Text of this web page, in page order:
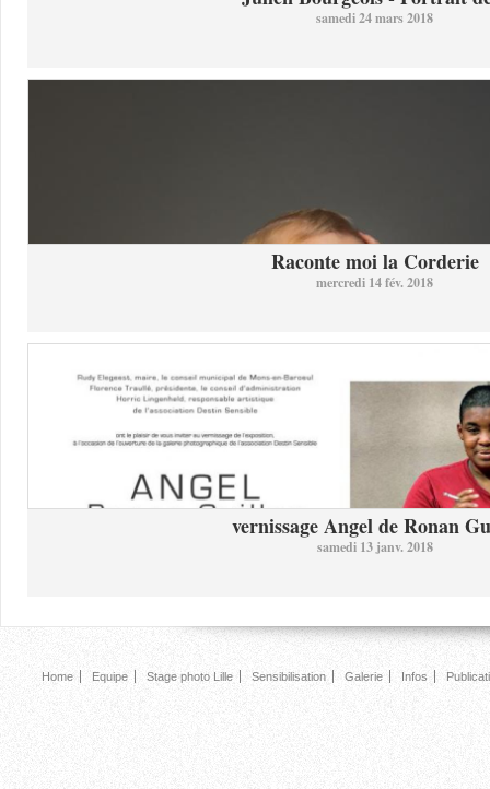
samedi 24 mars 2018
Raconte moi la Corderie
mercredi 14 fév. 2018
vernissage Angel de Ronan
samedi 13 janv. 2018
Home Equipe Stage photo Lille Sensibilisation Galerie Infos